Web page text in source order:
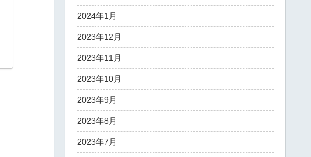
2024年1月
2023年12月
2023年11月
2023年10月
2023年9月
2023年8月
2023年7月